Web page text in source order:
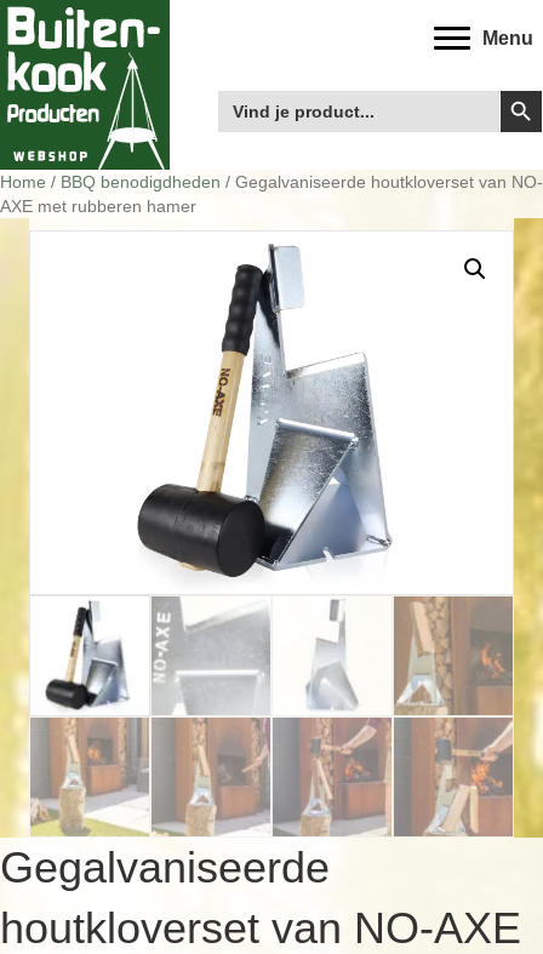
Menu
Zoek
naar:
Home / BBQ benodigdheden / Gegalvaniseerde houtkloverset van NO-
AXE met rubberen hamer
Gegalvaniseerde
houtkloverset van NO-AXE